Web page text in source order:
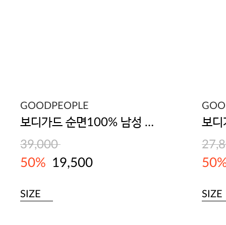
GOODPEOPLE
보디가드 순면100% 남성 트렁크 5매입
39,000
50% 19,500
SIZE SIZE